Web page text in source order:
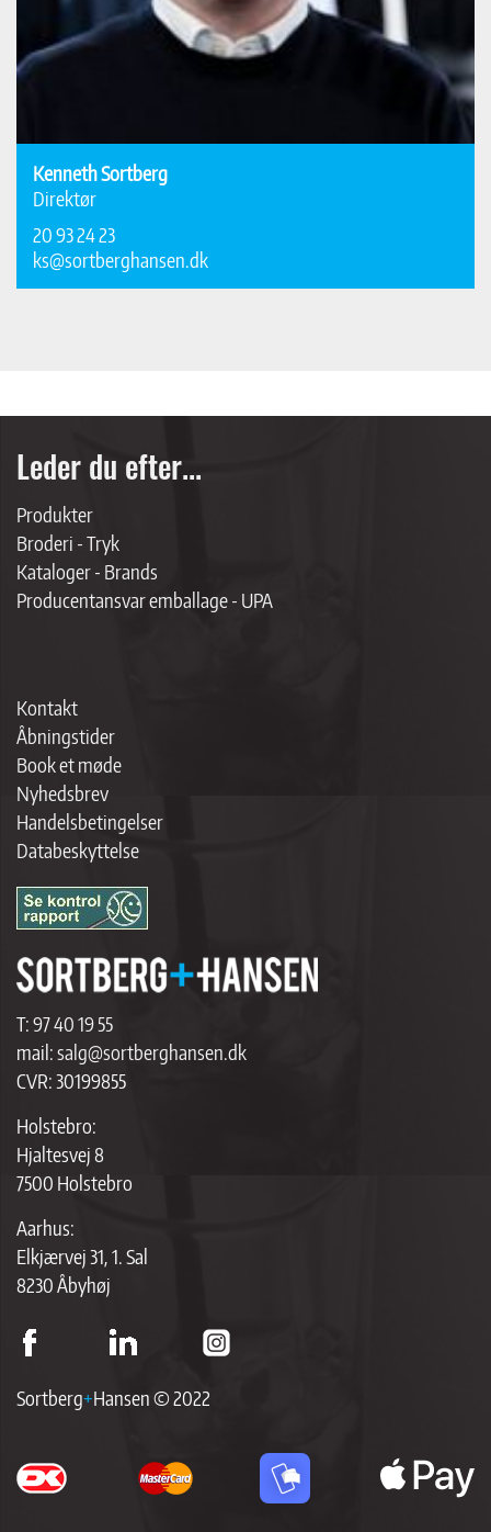
Kenneth Sortberg
Direktør
20 93 24 23
ks@sortberghansen.dk
Leder du efter...
Produkter
Broderi - Tryk
Kataloger - Brands
Producentansvar emballage - UPA
Kontakt
Åbningstider
Book et møde
Nyhedsbrev
Handelsbetingelser
Databeskyttelse
T:97 40 19 55
mail:salg@sortberghansen.dk
CVR: 30199855
Holstebro:
Hjaltesvej 8
7500 Holstebro
Aarhus:
Elkjærvej 31, 1. Sal
8230 Åbyhøj
Sortberg+Hansen © 2022